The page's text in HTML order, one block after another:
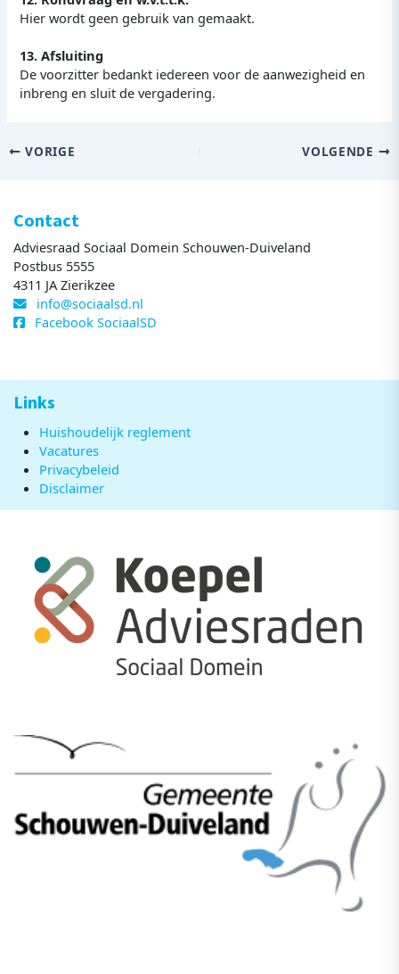
Hier wordt geen gebruik van gemaakt.
13. Afsluiting
De voorzitter bedankt iedereen voor de aanwezigheid en
inbreng en sluit de vergadering.
VORIGE VOLGENDE
Contact
Adviesraad Sociaal Domein Schouwen-Duiveland
Postbus 5555
4311 JA Zierikzee
info@sociaalsd.nl
Facebook SociaalSD
Links
Huishoudelijk reglement
Vacatures
Privacybeleid
Disclaimer